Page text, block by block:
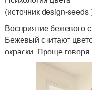
(источник design-seeds )
Восприятие бежевого
Бежевый считают
окраски. Проще